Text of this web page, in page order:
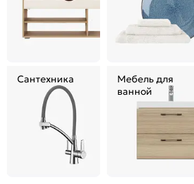
Сантехника
Мебель для
ванной